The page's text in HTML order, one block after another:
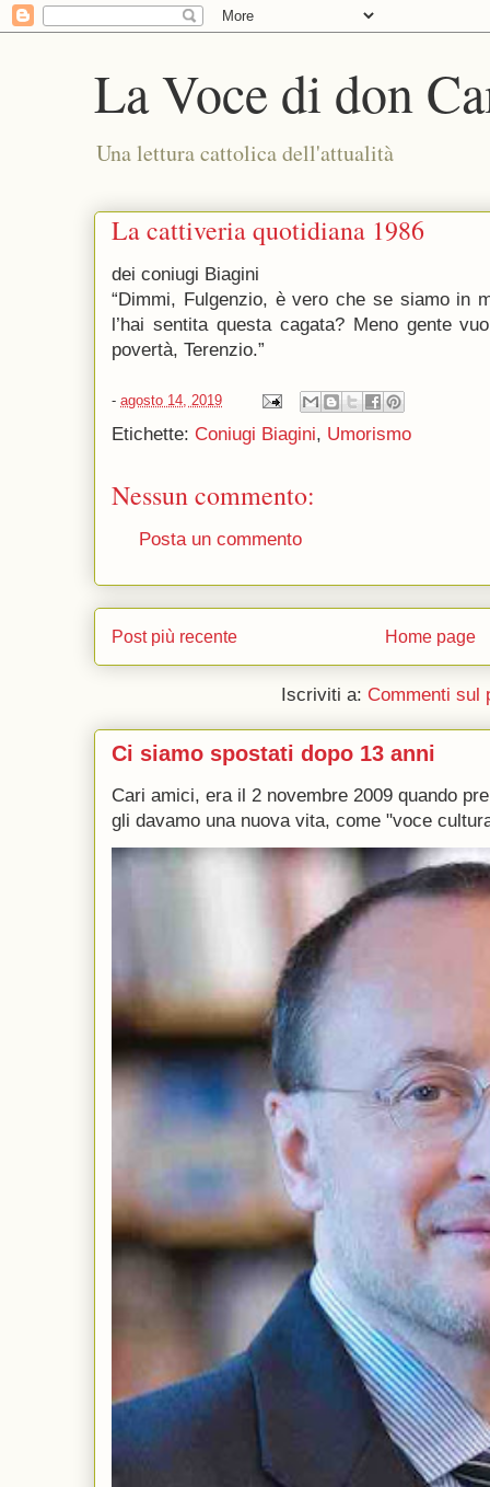
La Voce di don
Una lettura cattolica dell'attualità
La cattiveria quotidiana 1986
dei coniugi Biagini
“Dimmi, Fulgenzio, è vero che se siamo in
l’hai sentita questa cagata? Meno gente
povertà, Terenzio.”
- agosto 14, 2019
Etichette: Coniugi Biagini, Umorismo
Nessun commento:
Posta un commento
Post più recente Home page
Iscriviti a: Commenti sul
Ci siamo spostati dopo 13 anni
Cari amici, era il 2 novembre 2009 quando
gli davamo una nuova vita, come "voce